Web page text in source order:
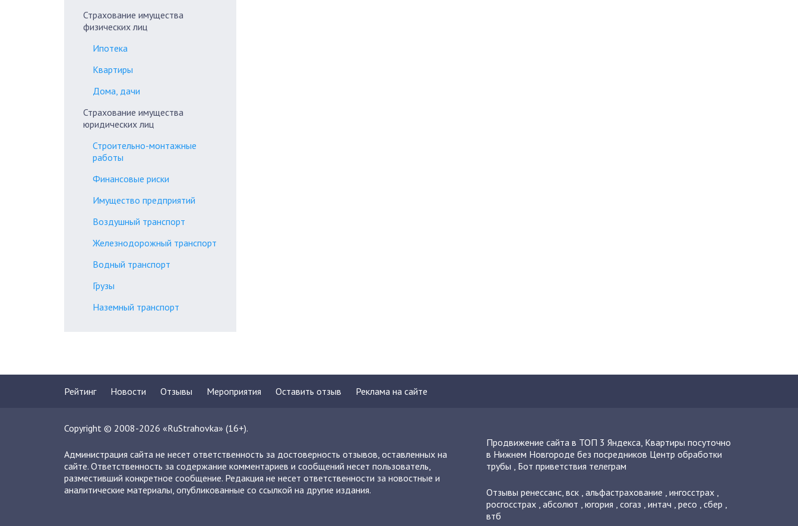
Страхование имущества
физических лиц
Ипотека
Квартиры
Дома, дачи
Страхование имущества
юридических лиц
Строительно-монтажные
работы
Финансовые риски
Имущество предприятий
Воздушный транспорт
Железнодорожный транспорт
Водный транспорт
Грузы
Наземный транспорт
Рейтинг Новости Отзывы Мероприятия Оставить отзыв Реклама на сайте
Copyright © 2008-2026 «RuStrahovka» (16+).
Администрация сайта не несет ответственность за достоверность отзывов, оставленных на
сайте. Ответственность за содержание комментариев и сообщений несет пользователь,
разместивший конкретное сообщение. Редакция не несет ответственности за новостные и
аналитические материалы, опубликованные со ссылкой на другие издания.
Продвижение сайта в ТОП 3 Яндекса, Квартиры посуточно
в Нижнем Новгороде без посредников Центр обработки
трубы , Бот приветствия телеграм
Отзывы ренессанс, вск, альфастрахование , ингосстрах,
росгосстрах, абсолют , югория , согаз , интач , ресо , сбер ,
втб